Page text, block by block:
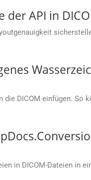
der API in
DICOM einfügen. So
in DICOM-Dateien in